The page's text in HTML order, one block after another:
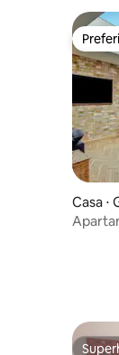
Casa ⋅